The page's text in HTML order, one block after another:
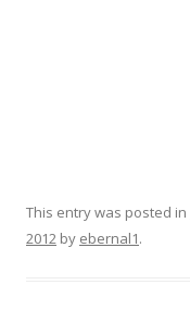
This entry was posted in
2012 by ebernal1.